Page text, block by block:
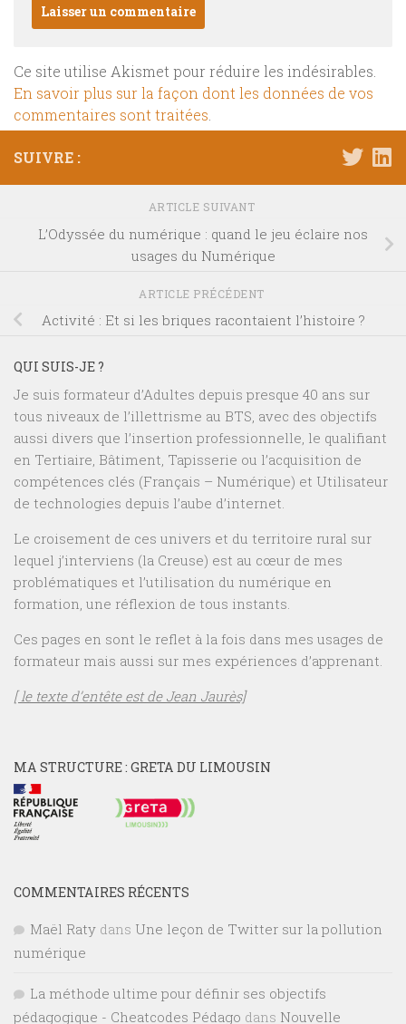
Ce site utilise Akismet pour réduire les indésirables.
En savoir plus sur la façon dont les données de vos
commentaires sont traitées
SUIVRE :
ARTICLE SUIVANT
L’Odyssée du numérique : quand le jeu éclaire nos
usages du Numérique
ARTICLE PRÉCÉDENT
Activité : Et si les briques racontaient l’histoire ?
QUI SUIS-JE ?
Je suis formateur d’Adultes depuis presque 40 ans sur
tous niveaux de l’illettrisme au BTS, avec des objectifs
aussi divers que l’insertion professionnelle, le qualifiant
en Tertiaire, Bâtiment, Tapisserie ou l’acquisition de
compétences clés (Français – Numérique) et Utilisateur
de technologies depuis l’aube d’internet.
Le croisement de ces univers et du territoire rural sur
lequel j’interviens (la Creuse) est au cœur de mes
problématiques et l’utilisation du numérique en
formation, une réflexion de tous instants.
Ces pages en sont le reflet à la fois dans mes usages de
formateur mais aussi sur mes expériences d’apprenant.
[ le texte d’entête est de Jean Jaurès]
MA STRUCTURE : GRETA DU LIMOUSIN
COMMENTAIRES RÉCENTS
Maël Raty dans Une leçon de Twitter sur la pollution
numérique
La méthode ultime pour définir ses objectifs
pédagogique - Cheatcodes Pédago dans Nouvelle